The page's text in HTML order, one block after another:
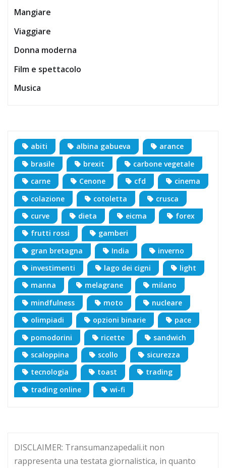
Mangiare
Viaggiare
Donna moderna
Film e spettacolo
Musica
abiti albina gabueva
arance
brasile
brexit
carbone vegetale
carne
Cenone cfd
cinema
colazione
cotoletta
crusca
curve
dieta eicma
forex
frutti rossi
gamberi
gran bretagna
India
inverno
investimenti
lago dei cigni
light
manna
melagrane
milano
mindfulness
moto
nucleare
olimpiadi
opzioni binarie
pace
pomodorini
ricette
sandwich
scaloppina
scollo
sicurezza
tecnologia
toast
trading
trading online
wi-fi
DISCLAIMER: Transumanzapedali.it non
rappresenta una testata giornalistica, in quanto